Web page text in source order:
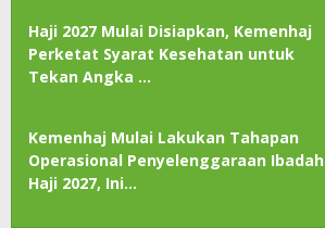
Haji 2027 Mulai Disiapkan, Kemenhaj
Perketat Syarat Kesehatan untuk
Tekan Angka …
Kemenhaj Mulai Lakukan Tahapan
Operasional Penyelenggaraan Ibadah
Haji 2027, Ini…